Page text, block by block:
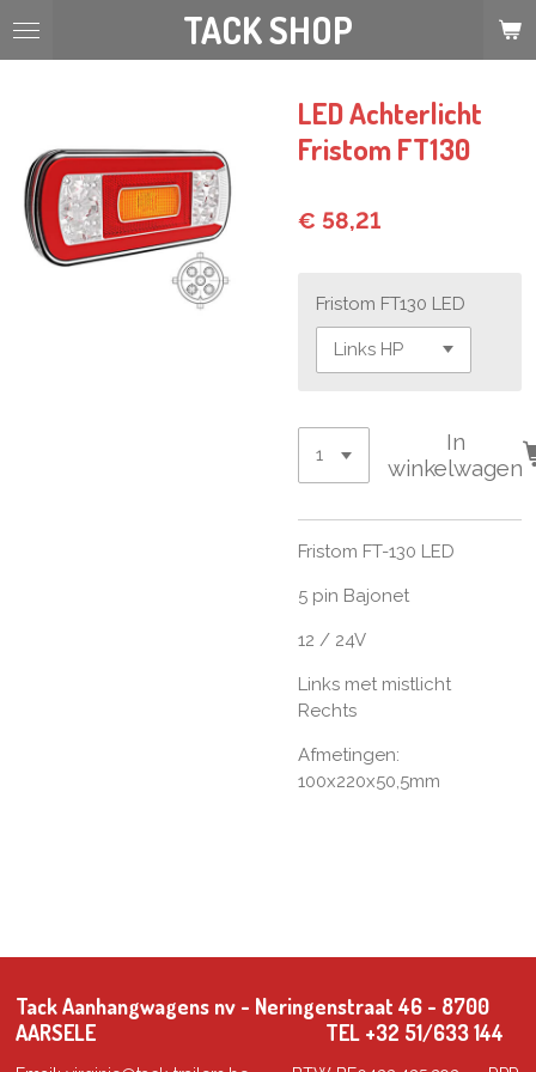
Ga
TACK SHOP
LED Achterlicht
Fristom FT130
€ 58,21
Fristom FT130 LED
In
winkelwagen
Fristom FT-130 LED
5 pin Bajonet
12 / 24V
Links met mistlicht
Rechts
Afmetingen:
100x220x50,5mm
Tack Aanhangwagens nv - Neringenstraat 46 - 8700
AARSELE TEL +32 51/633 144